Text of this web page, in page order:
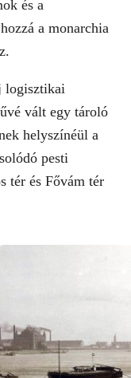
és a
a monarchia
logisztikai
vált egy tároló
helyszínéül a
pesti
tér és Fővám tér